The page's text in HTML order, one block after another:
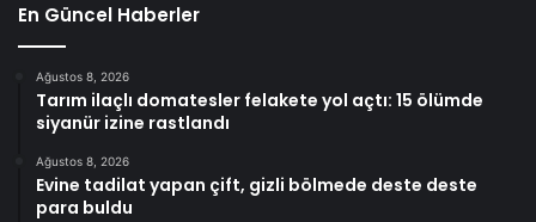
En Güncel Haberler
Ağustos 8, 2026
Tarım ilaçlı domatesler felakete yol açtı: 15 ölümde
siyanür izine rastlandı
Ağustos 8, 2026
Evine tadilat yapan çift, gizli bölmede deste deste
para buldu